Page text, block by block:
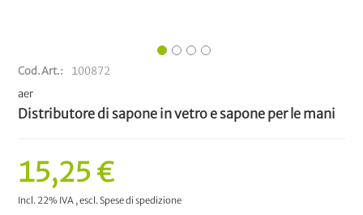
Cod.Art.
100872
aer
Distributore di sapone in vetro e sapone per le mani
15,25 €
Incl. 22% IVA ,escl.Spese di spedizione